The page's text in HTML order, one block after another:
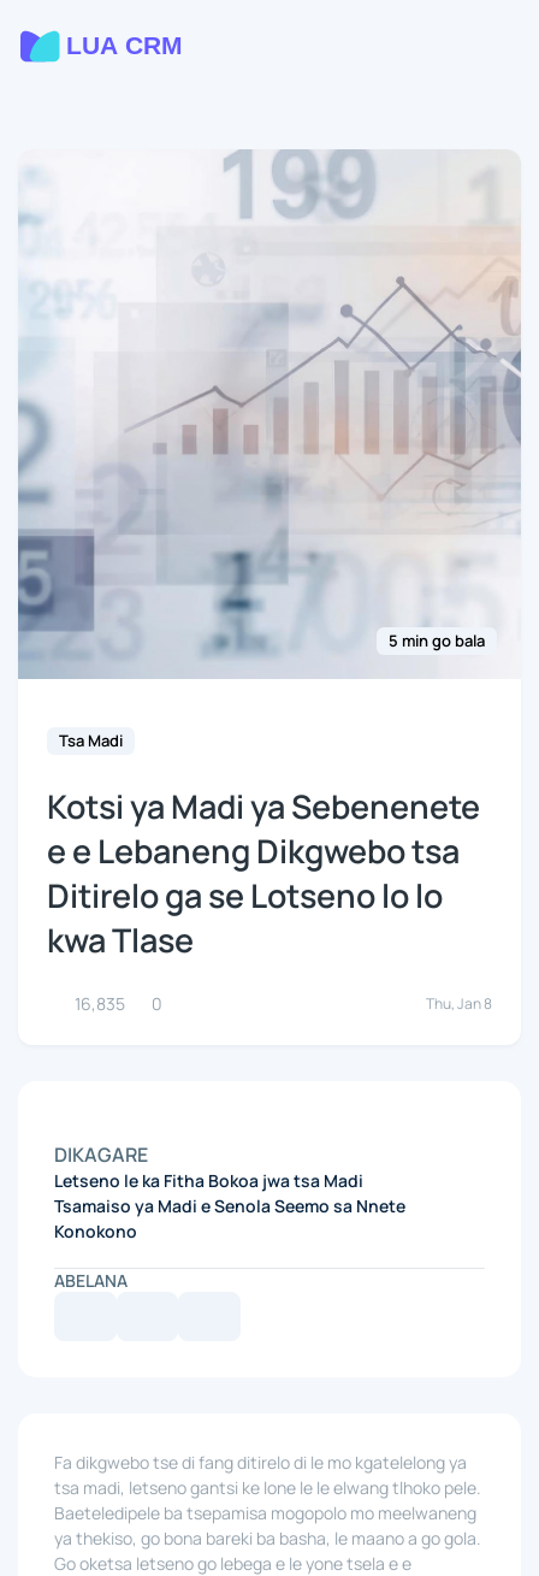
5 min go bala
Tsa Madi
Kotsi ya Madi ya Sebenenete
e e Lebaneng Dikgwebo tsa
Ditirelo ga se Lotseno lo lo
kwa Tlase
16,835 0 Thu, Jan 8
DIKAGARE
Letseno le ka Fitha Bokoa jwa tsa Madi
Tsamaiso ya Madi e Senola Seemo sa Nnete
Konokono
ABELANA
Fa dikgwebo tse di fang ditirelo di le mo kgatelelong ya
tsa madi, letseno gantsi ke lone le le elwang tlhoko pele.
Baeteledipele ba tsepamisa mogopolo mo meelwaneng
ya thekiso, go bona bareki ba basha, le maano a go gola.
Go oketsa letseno go lebega e le yone tsela e e